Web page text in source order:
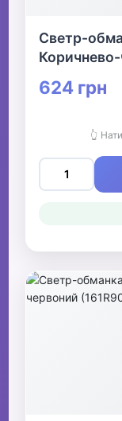
Светр-
Коричнево-
624 грн
👆